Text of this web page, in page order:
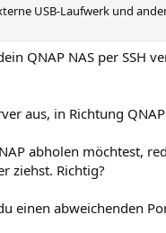
USB-Laufwerk und
QNAP NAS per SSH
aus, in Richtung
abholen möchtest,
ziehst. Richtig?
einen abweichenden